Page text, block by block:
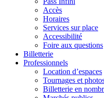
Accès
Horaires
Services sur place
Accessibilité
Foire aux questions
Billetterie
Professionnels
Location d’espaces
Tournages et
Billetterie en